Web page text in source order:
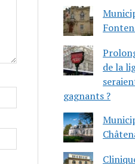
de la
gagnants ?